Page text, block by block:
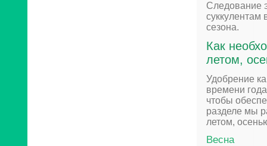
Следование
суккулентам
сезона.
Как
летом,
Удобрение
времени
чтобы
разделе мы
летом,
Весна